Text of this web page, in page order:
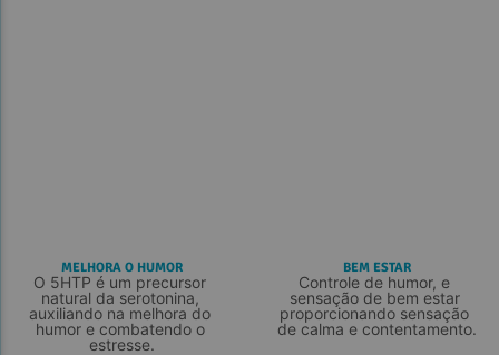
MELHORA O HUMOR
O 5HTP é um precursor
natural da serotonina,
auxiliando na melhora do
humor e combatendo o
estresse.
BEM ESTAR
Controle de humor, e
sensação de bem estar
proporcionando sensação
de calma e contentamento.